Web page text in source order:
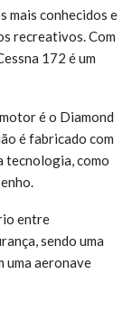
mais conhecidos e
recreativos. Com
172 é um
é o Diamond
é fabricado com
tecnologia, como
entre
sendo uma
uma aeronave